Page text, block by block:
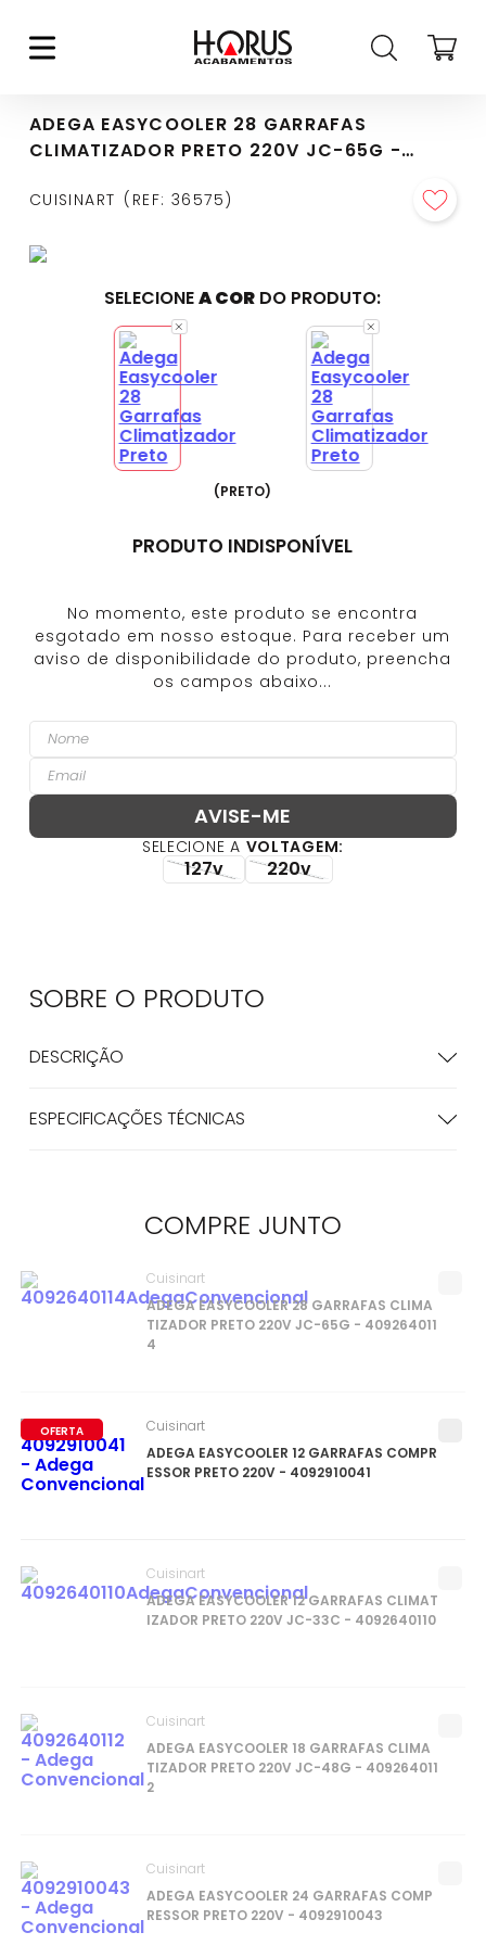
ADEGA EASYCOOLER 28 GARRAFAS
CLIMATIZADOR PRETO 220V JC-65G -
CUISINART REF: 36575
SELECIONEA COR DO PRODUTO:
(PRETO)
PRODUTO INDISPONÍVEL
VOLTAGEM
127v 220v
SOBRE O PRODUTO
DESCRIÇÃO
ESPECIFICAÇÕES TÉCNICAS
COMPRE JUNTO
ADEGA EASYCOOLER 28 GARRAFAS CLIMA
TIZADOR PRETO 220V JC-65G - 409264011
4
Cuisinart
OFERTA
ADEGA EASYCOOLER 12 GARRAFAS COMPR
ESSOR PRETO 220V - 4092910041
Cuisinart
ADEGA EASYCOOLER 12 GARRAFAS CLIMAT
IZADOR PRETO 220V JC-33C - 4092640110
Cuisinart
ADEGA EASYCOOLER 18 GARRAFAS CLIMA
TIZADOR PRETO 220V JC-48G - 409264011
2
Cuisinart
ADEGA EASYCOOLER 24 GARRAFAS COMP
RESSOR PRETO 220V - 4092910043
Cuisinart